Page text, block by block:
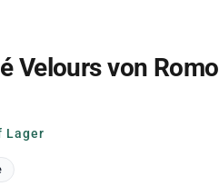
Velours von Romo
Lager